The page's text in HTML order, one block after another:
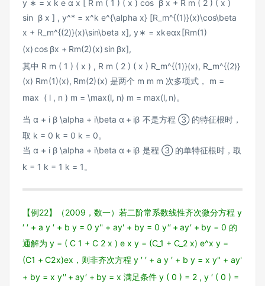
y ∗ = x k e α x [ R m ( 1 ) ( x ) cos ⁡ β x + R m ( 2 ) ( x )
sin ⁡ β x ] , y^* = x^k e^{\alpha x} [R_m^{(1)}(x)\cos\beta
x + R_m^{(2)}(x)\sin\beta x], y ∗ = xkeαx[Rm(1)
(x)cos βx + Rm(2)(x) sin βx],
其中 R m ( 1 ) ( x ) , R m ( 2 ) ( x ) R_m^{(1)}(x), R_m^{(2)}
(x) Rm(1)(x), Rm(2)(x) 是两个 m m m 次多项式，
m =
max ⁡ ( l , n ) m = \max(l, n) m = max(l, n)。
当 α + i β \alpha + i\beta α + iβ 不是方程 ③ 的特征根时，
取 k = 0 k = 0 k = 0。
当 α + i β \alpha + i\beta α + iβ 是程 ③ 的单特征根时，取
k = 1 k = 1 k = 1 。
【例22】（2009，数一）若二阶常系数线性齐次微分方程 y
′ ′ + a y ′ + b y = 0 y'' + ay' + by = 0 y′′ + ay′ + by = 0 的
通解为 y = ( C 1 + C 2 x ) e x y = (C_1 + C_2 x) e^x y =
(C1 + C2x)ex ，则非齐次方程y ′ ′ + a y ′ + b y = x y'' + ay'
+ by = x y′′ + ay′ + by = x 满足条件y ( 0 ) = 2 , y ′ ( 0 ) =